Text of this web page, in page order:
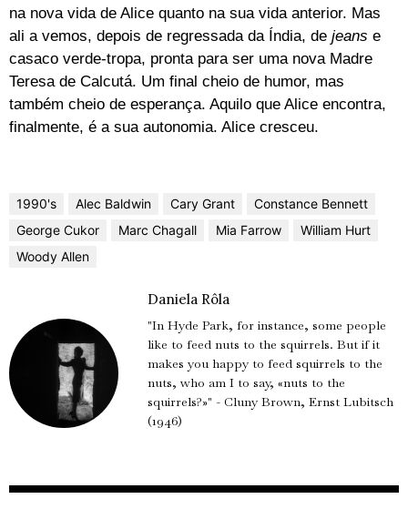
na nova vida de Alice quanto na sua vida anterior. Mas
ali a vemos, depois de regressada da Índia, de jeans e
casaco verde-tropa, pronta para ser uma nova Madre
Teresa de Calcutá. Um final cheio de humor, mas
também cheio de esperança. Aquilo que Alice encontra,
finalmente, é a sua autonomia. Alice cresceu.
1990's Alec Baldwin Cary Grant
Constance Bennett
George Cukor
Marc Chagall Mia Farrow
William Hurt
Woody Allen
Daniela Rôla
"In Hyde Park, for instance, some people
like to feed nuts to the squirrels. But if it
makes you happy to feed squirrels to the
nuts, who am I to say, «nuts to the
squirrels?»" - Cluny Brown, Ernst Lubitsch
(1946)